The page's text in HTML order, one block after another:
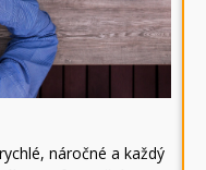
náročné a každý